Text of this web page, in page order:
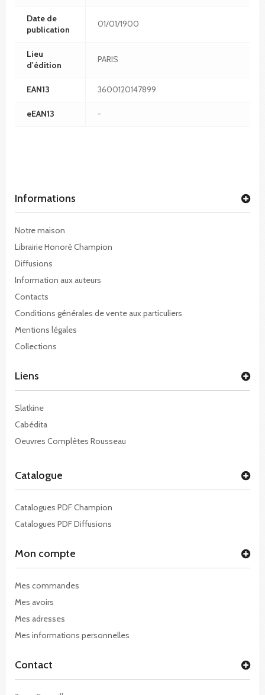
Date de
publication
01/01/1900
Lieu
d'édition
PARIS
EAN13 3600120147899
eEAN13 -
Informations
Notre maison
Librairie Honoré Champion
Diffusions
Information aux auteurs
Contacts
Conditions générales de vente aux particuliers
Mentions légales
Collections
Liens
Slatkine
Cabédita
Oeuvres Complètes Rousseau
Catalogue
Catalogues PDF Champion
Catalogues PDF Diffusions
Mon compte
Mes commandes
Mes avoirs
Mes adresses
Mes informations personnelles
Contact